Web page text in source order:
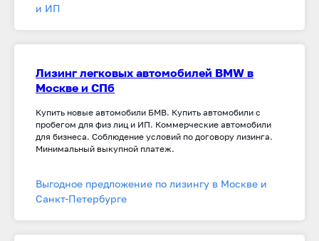
и ИП
Лизинг легковых автомобилей BMW в
Москве и СПб
Купить новые автомобили БМВ. Купить автомобили с
пробегом для физ лиц и ИП. Коммерческие автомобили
для бизнеса. Соблюдение условий по договору лизинга.
Минимальный выкупной платеж.
Выгодное предложение по лизингу в Москве и
Санкт-Петербурге